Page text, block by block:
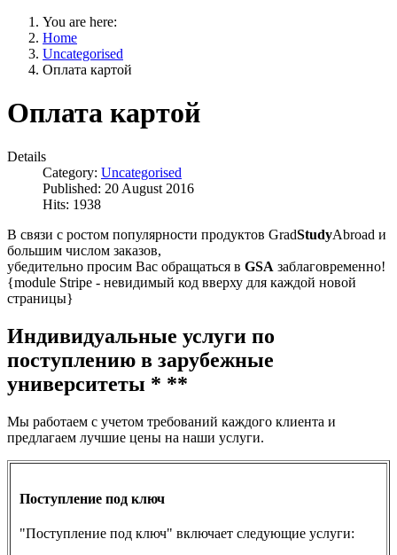
You are here:
Home
Uncategorised
Оплата картой
Оплата картой
Details
Category: Uncategorised
Published: 20 August 2016
Hits: 1938
В связи с ростом популярности продуктов GradStudyAbroad и
большим числом заказов,
убедительно просим Вас обращаться в GSA заблаговременно!
{module Stripe - невидимый код вверху для каждой новой
страницы}
Индивидуальные услуги по
поступлению в зарубежные
университеты * **
Мы работаем с учетом требований каждого клиента и
предлагаем лучшие цены на наши услуги.
Поступление под ключ
"Поступление под ключ" включает следующие услуги: